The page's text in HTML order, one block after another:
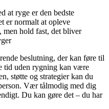
at ryge er den bedste
er normalt at opleve
men hold fast, det bliver
beslutning, der kan føre til
tid uden rygning kan være
støtte og strategier kan du
Vær tålmodig med dig
Du kan gøre det – du har